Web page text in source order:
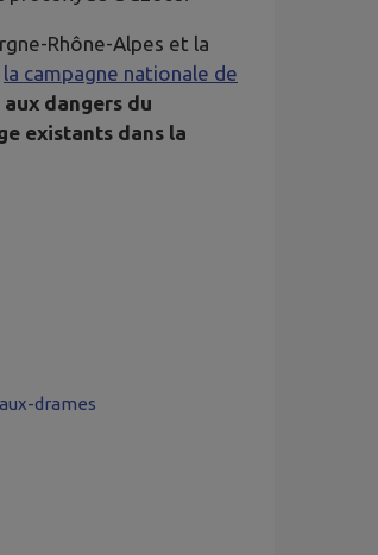
Rhône-Alpes et la
la campagne nationale de
dangers du
existants dans la
drames